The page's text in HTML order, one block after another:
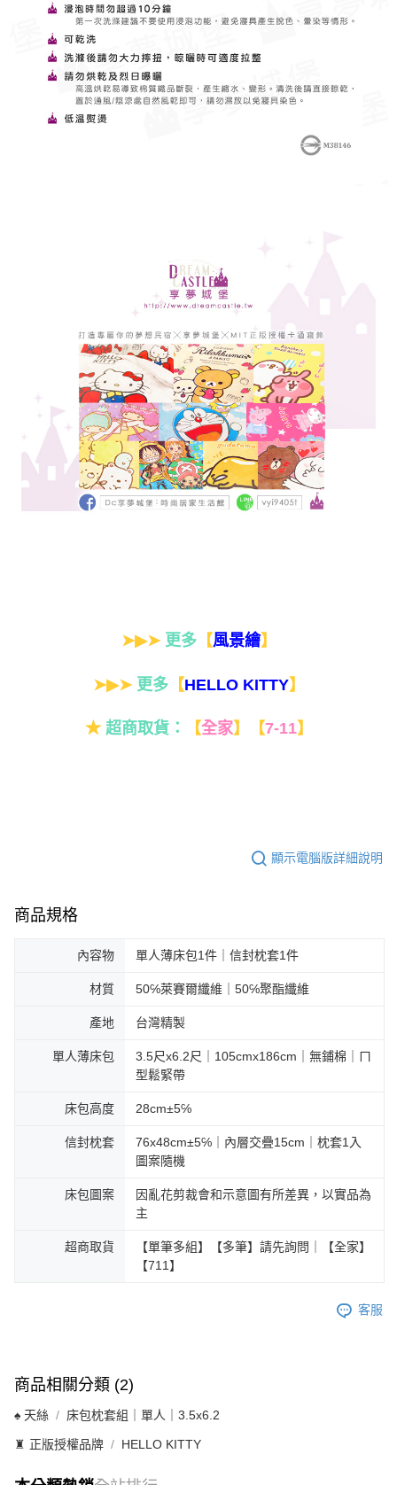
➤▶➤ 更多【風景繪】
➤▶➤ 更多【HELLO KITTY】
★ 超商取貨： 【全家】 【7-11】
顯示電腦版詳細說明
商品規格
內容物 單人薄床包1件｜信封枕套1件
材質 50℅萊賽爾纖維｜50℅聚酯纖維
產地 台灣精製
單人薄床包
3.5尺x6.2尺｜105cmx186cm｜無鋪棉｜ㄇ
型鬆緊帶
床包高度 28cm±5℅
信封枕套
76x48cm±5℅｜內層交疊15cm｜枕套1入
圖案隨機
床包圖案
因亂花剪裁會和示意圖有所差異，以實品為
主
超商取貨
【單筆多組】【多筆】請先詢問｜【全家】
【711】
客服
商品相關分類 (2)
♠ 天絲 床包枕套組｜單人｜3.5x6.2
♜ 正版授權品牌 HELLO KITTY